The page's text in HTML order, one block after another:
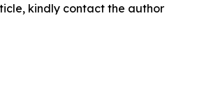
kindly contact the author